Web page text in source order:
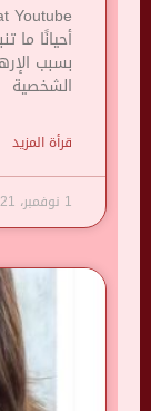
أحيانًا ما
بسبب
الشخصية
قرأة المزيد
1 نوفمبر، 2021